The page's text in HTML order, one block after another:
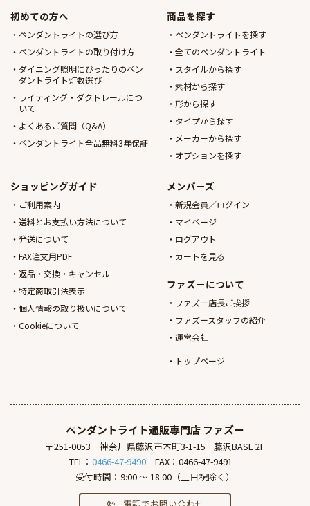
初めての方へ
ペンダントライトの選び方
ペンダントライトの取り付け方
ダイニング照明にぴったりのペン
ダントライト灯数選び
ライティング・ダクトレールにつ
いて
よくあるご質問（Q&A）
ペンダントライト全品無料3年保証
商品を探す
ペンダントライトを探す
全てのペンダントライト
スタイルから探す
素材から探す
形から探す
タイプから探す
メーカーから探す
オプションを探す
ショッピングガイド
ご利用案内
送料とお支払い方法について
発送について
FAX注文用PDF
返品・交換・キャンセル
特定商取引法表示
個人情報の取り扱いについて
Cookieについて
メンバーズ
新規会員／ログイン
マイページ
ログアウト
カートを見る
ファズーについて
ファズー店長ご挨拶
ファズースタッフの紹介
運営会社
トップページ
ペンダントライト通販専門店 ファズー
〒251-0053 神奈川県藤沢市本町3-1-15
藤沢BASE 2F
TEL： 0466-47-9490
FAX：0466-47-9491
受付時間：9:00 ～ 18:00（土日祝除く）